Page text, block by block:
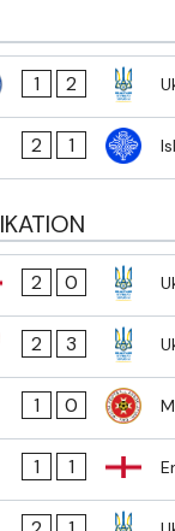
1 2
2 1
2 0
2 3
1 0
1 1